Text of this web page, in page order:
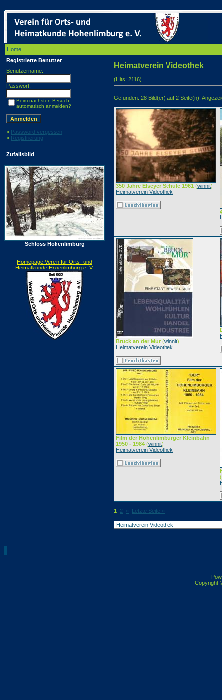
Home
Registrierte Benutzer
Benutzername:
Passwort:
Beim nächsten Besuch
automatisch anmelden?
» Password vergessen
» Registrierung
Zufallsbild
Schloss Hohenlimburg
Homepage Verein für Orts- und
Heimatkunde Hohenlimburg e. V.
Heimatverein Videothek
(Hits: 2116)
Gefunden: 28 Bild(er) auf 2 Seite(n).
350 Jahre Elseyer Schule 1961 (winnit)
Heimatverein Videothek
Bruck an der Mur (winnit)
Heimatverein Videothek
Film der Hohenlimburger Kleinbahn
1950 - 1984 (winnit)
Heimatverein Videothek
(
1 2 » Letzte Seite »
Copyright